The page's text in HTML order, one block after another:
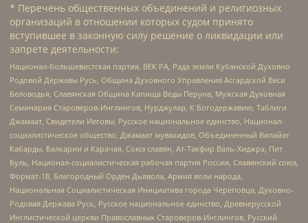
* Перечень общественных объединений и религиозных
организаций в отношении которых судом принято
вступившее в законную силу решение о ликвидации или
запрете деятельности:
Национал-большевистская партия, ВЕК РА, Рада земли Кубанской Духовно
Родовой Державы Русь, Община Духовного Управления Асгардской Веси
Беловодья, Славянская Община Капища Веды Перуна, Мужская Духовная
Семинария Староверов-Инглингов, Нурджулар, К Богодержавию, Таблиги
Джамаат, Свидетели Иеговы, Русское национальное единство, Национал-
социалистическое общество, Джамаат мувахидов, Объединенный Вилайат
Кабарды, Балкарии и Карачая, Союз славян, Ат-Такфир Валь-Хиджра, Пит
Буль, Национал-социалистическая рабочая партия России, Славянский союз,
Формат-18, Благородный Орден Дьявола, Армия воли народа,
Национальная Социалистическая Инициатива города Череповца, Духовно-
Родовая Держава Русь, Русское национальное единство, Древнерусской
Инглистической церкви Православных Староверов-Инглингов, Русский